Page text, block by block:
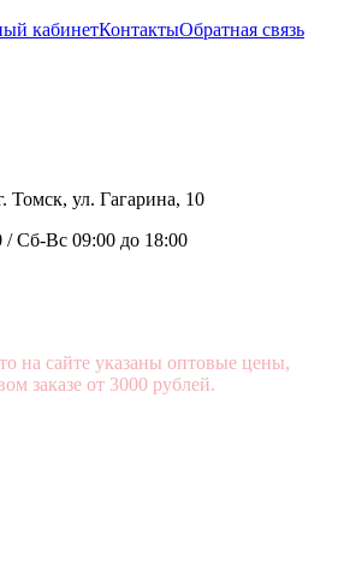
кабинетКонтактыОбратная связь
Томск, ул. Гагарина, 10
/Сб-Вс 09:00 до 18:00
на сайте указаны оптовые цены,
заказе от 3000 рублей.